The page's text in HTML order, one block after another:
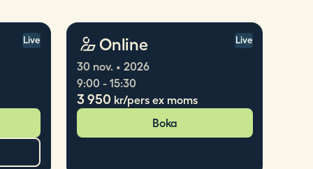
Live Live
Online
30 nov. • 2026
9:00 - 15:30
3 950 kr/pers ex moms
Boka